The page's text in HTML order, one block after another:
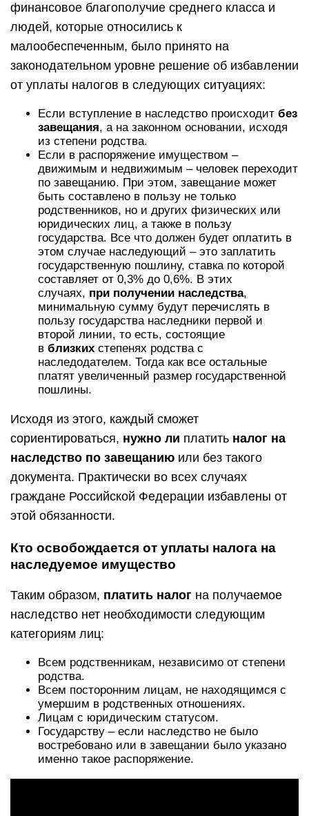
финансовое благополучие среднего класса и
людей, которые относились к
малообеспеченным, было принято на
законодательном уровне решение об избавлении
от уплаты налогов в следующих ситуациях:
Если вступление в наследство происходит без
завещания, а на законном основании, исходя
из степени родства.
Если в распоряжение имуществом –
движимым и недвижимым – человек переходит
по завещанию. При этом, завещание может
быть составлено в пользу не только
родственников, но и других физических или
юридических лиц, а также в пользу
государства. Все что должен будет оплатить в
этом случае наследующий – это заплатить
государственную пошлину, ставка по которой
составляет от 0,3% до 0,6%. В этих
случаях, при получении наследства,
минимальную сумму будут перечислять в
пользу государства наследники первой и
второй линии, то есть, состоящие
в близких степенях родства с
наследодателем. Тогда как все остальные
платят увеличенный размер государственной
пошлины.
Исходя из этого, каждый сможет
сориентироваться, нужно ли платить налог на
наследство по завещанию или без такого
документа. Практически во всех случаях
граждане Российской Федерации избавлены от
этой обязанности.
Кто освобождается от уплаты налога на
наследуемое имущество
Таким образом, платить налог на получаемое
наследство нет необходимости следующим
категориям лиц:
Всем родственникам, независимо от степени
родства.
Всем посторонним лицам, не находящимся с
умершим в родственных отношениях.
Лицам с юридическим статусом.
Государству – если наследство не было
востребовано или в завещании было указано
именно такое распоряжение.